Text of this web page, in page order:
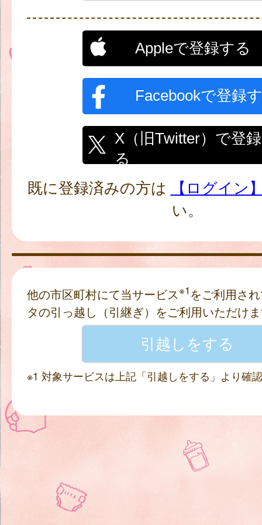
Appleで登録する
Facebookで登録
X（旧Twitter）で登
る
既に登録済みの方は
【ログイン
い。
他の市区町村にて当サービス※1 をご利用さ
タの引っ越し（引継ぎ）をご利用いただけ
※1 対象サービスは上記「引越しをする」より確